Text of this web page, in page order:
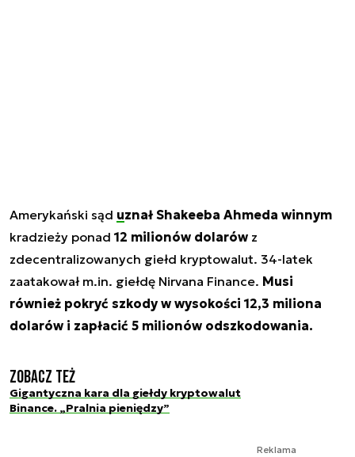
Amerykański sąd uznał Shakeeba Ahmeda winnym
kradzieży ponad 12 milionów dolarów z
zdecentralizowanych giełd kryptowalut. 34-latek
zaatakował m.in. giełdę Nirvana Finance. Musi
również pokryć szkody w wysokości 12,3 miliona
dolarów i zapłacić 5 milionów odszkodowania.
Zobacz też
Gigantyczna kara dla giełdy kryptowalut
Binance. „Pralnia pieniędzy”
Reklama